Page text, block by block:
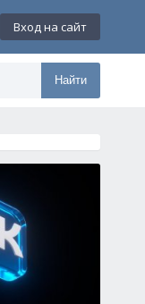
Вход на сайт
Найти